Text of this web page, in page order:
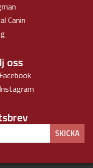
Canin
oss
Facebook
Instagram
SKICKA